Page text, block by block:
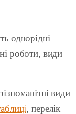
однорідні
роботи, види
види
, перелік